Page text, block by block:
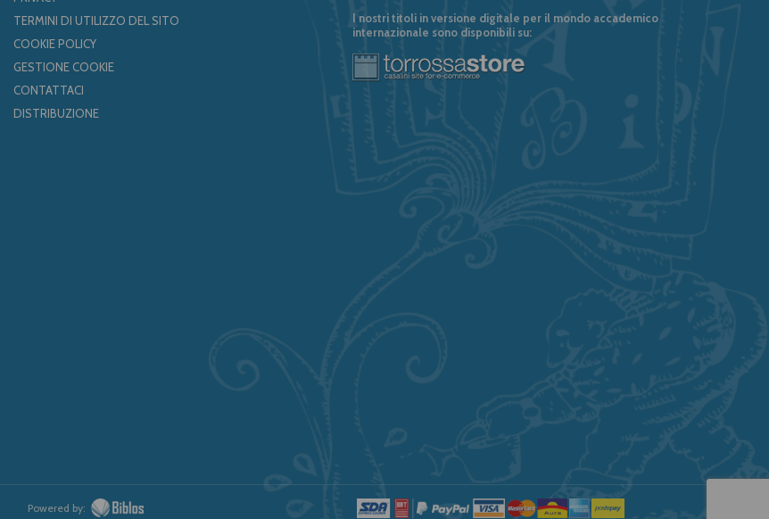
TERMINI DI UTILIZZO DEL SITO
COOKIE POLICY
GESTIONE COOKIE
CONTATTACI
DISTRIBUZIONE
I nostri titoli in versione digitale per il mondo accademico
internazionale sono disponibili su:
Powered by: